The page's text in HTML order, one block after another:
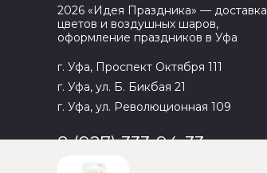
2026 «Идея Праздника» — доставка
цветов и воздушных шаров,
оформление праздников в Уфа
г. Уфа, Проспект Октября 111
г. Уфа, ул. Б. Бикбая 21
г. Уфа, ул. Революционная 109
8 (927) 333-94-33